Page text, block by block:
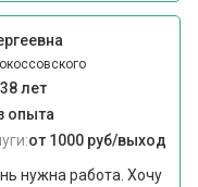
38 лет
опыта
от 1000 руб/выход
нужна работа. Хочу